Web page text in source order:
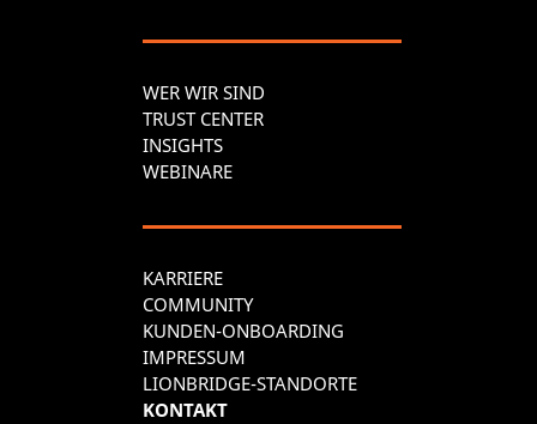
WER WIR SIND
TRUST CENTER
INSIGHTS
WEBINARE
KARRIERE
COMMUNITY
KUNDEN-ONBOARDING
IMPRESSUM
LIONBRIDGE-STANDORTE
KONTAKT